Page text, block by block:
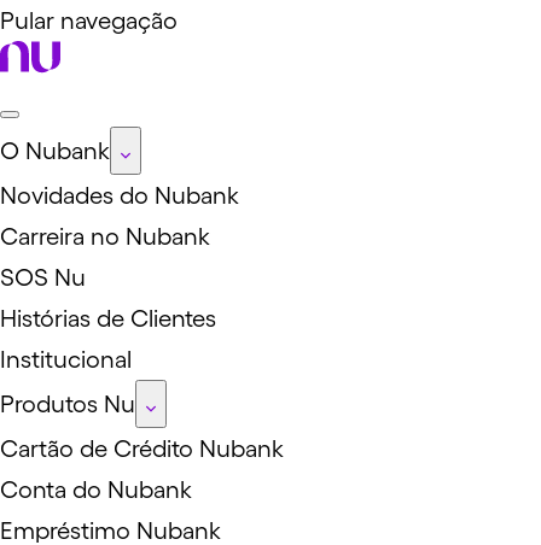
Pular navegação
O Nubank
Novidades do Nubank
Carreira no Nubank
SOS Nu
Histórias de Clientes
Institucional
Produtos Nu
Cartão de Crédito Nubank
Conta do Nubank
Empréstimo Nubank